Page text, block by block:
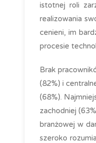
istotnej roli
realizowania
cenieni, im
procesie
Brak
(82%) i
(68%).
zachodniej
branżowej w
szeroko